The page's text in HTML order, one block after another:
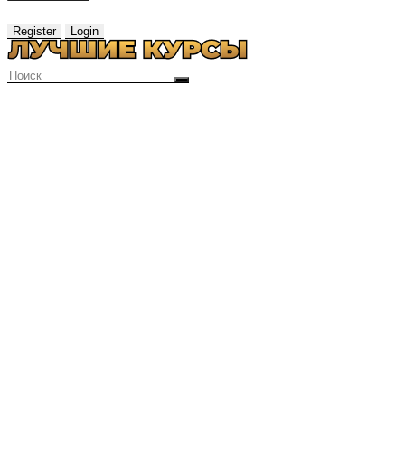
Register Login